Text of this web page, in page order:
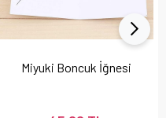
Miyuki Boncuk İğnesi